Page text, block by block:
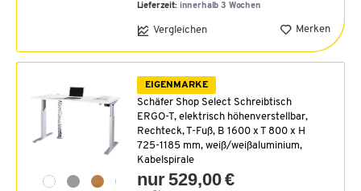
Lieferzeit: innerhalb 3 Wochen
Vergleichen Merken
EIGENMARKE
Schäfer Shop Select Schreibtisch
ERGO-T, elektrisch höhenverstellbar,
Rechteck, T-Fuß, B 1600 x T 800 x H
725-1185 mm, weiß/weißaluminium,
Kabelspirale
nur 529,00 €